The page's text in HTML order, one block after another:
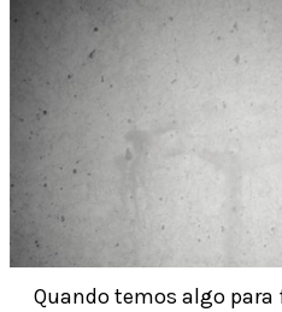
Quando temos algo para